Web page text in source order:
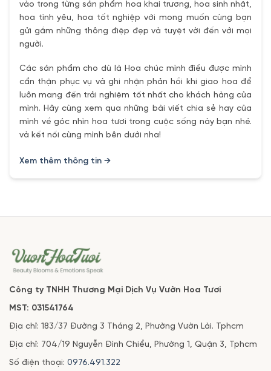
vào trong từng sản phẩm hoa khai trương, hoa sinh nhật,
hoa tình yêu, hoa tốt nghiệp với mong muốn cùng bạn
gửi gắm những thông điệp đẹp và tuyệt vời đến với mọi
người.
Các sản phẩm cho dù là Hoa chúc mình điều được mình
cẩn thận phục vụ và ghi nhận phản hồi khi giao hoa để
luôn mang đến trải nghiệm tốt nhất cho khách hàng của
mình. Hãy cùng xem qua những bài viết chia sẻ hay của
mình về góc nhìn hoa tươi trong cuộc sống này bạn nhé.
và kết nối cùng mình bên dưới nha!
Xem thêm thông tin →
Công ty TNHH Thương Mại Dịch Vụ Vườn Hoa Tươi
MST: 031541764
Địa chỉ: 183/37 Đường 3 Tháng 2, Phường Vườn Lài. Tphcm
Địa chỉ: 704/19 Nguyễn Đình Chiểu, Phường 1, Quận 3, Tphcm
Số điện thoại: 0976.491.322